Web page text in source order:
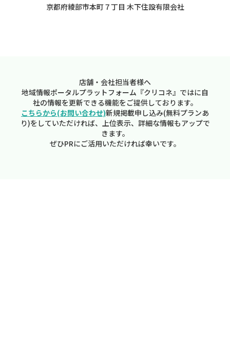
京都府綾部市本町７丁目 木下住設有限会社
店舗・会社担当者様へ
地域情報ポータルプラットフォーム『クリコネ』ではに自
社の情報を更新できる機能をご提供しております。
こちらから(お問い合わせ)新規掲載申し込み(無料プランあ
り)をしていただければ、上位表示、詳細な情報もアップで
きます。
ぜひPRにご活用いただければ幸いです。